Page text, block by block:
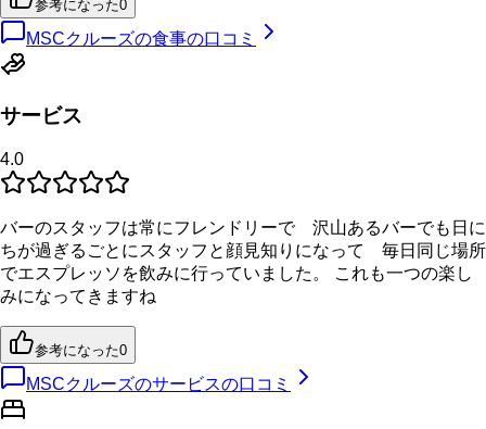
参考になった0
MSCクルーズの食事の口コミ
サービス
4.0
バーのスタッフは常にフレンドリーで 沢山あるバーでも日に
ちが過ぎるごとにスタッフと顔見知りになって 毎日同じ場所
でエスプレッソを飲みに行っていました。 これも一つの楽し
みになってきますね
参考になった0
MSCクルーズのサービスの口コミ